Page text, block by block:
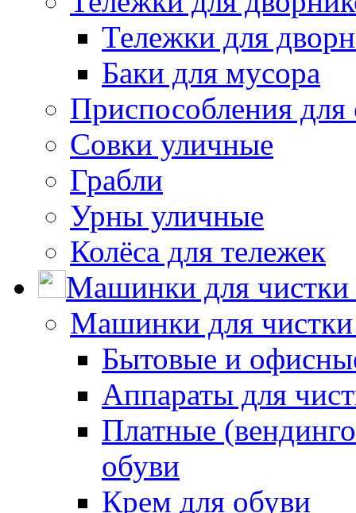
Тележки для
Баки для мусора
Приспособления для
Совки уличные
Грабли
Урны уличные
Колёса для тележек
Машинки для чистки
Машинки для
Бытовые и
Аппараты для
Платные
обуви
Крем для обуви